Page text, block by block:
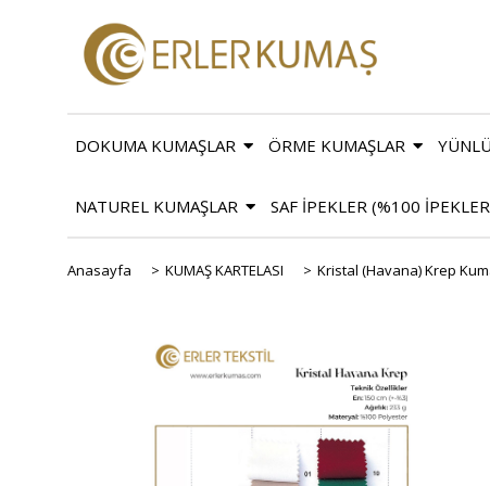
DOKUMA KUMAŞLAR ÖRME KUMAŞLAR
NATUREL KUMAŞLAR SAF İPEKLER (%100
Anasayfa > KUMAŞ KARTELASI > Kristal (Havana) Krep